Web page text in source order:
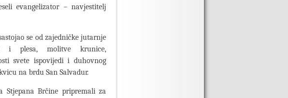
evangelizator – navjestitelj
se od zajedničke jutarnje
i plesa, molitve krunice,
svete ispovijedi i duhovnog
na brdu San Salvadur.
Brčine pripremali za